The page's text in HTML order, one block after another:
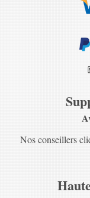
Nos conseillers